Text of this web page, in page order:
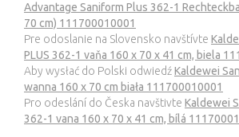
Advantage Saniform Plus 362-1
70 cm) 111700010001
Pre odoslanie na Slovensko navštívte
PLUS 362-1 vaňa 160 x 70 x 41 cm, biela
Aby wysłać do Polski odwiedźKaldewei
wanna 160 x 70 cm biała 111700010001
Pro odeslání do Česka navštivte Kaldewei
362-1 vana 160 x 70 x 41 cm, bílá